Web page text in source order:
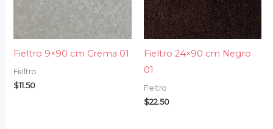
Fieltro 9×90 cm Crema 01
Fieltro
$11.50
Fieltro 24×90 cm Negro
01
Fieltro
$22.50